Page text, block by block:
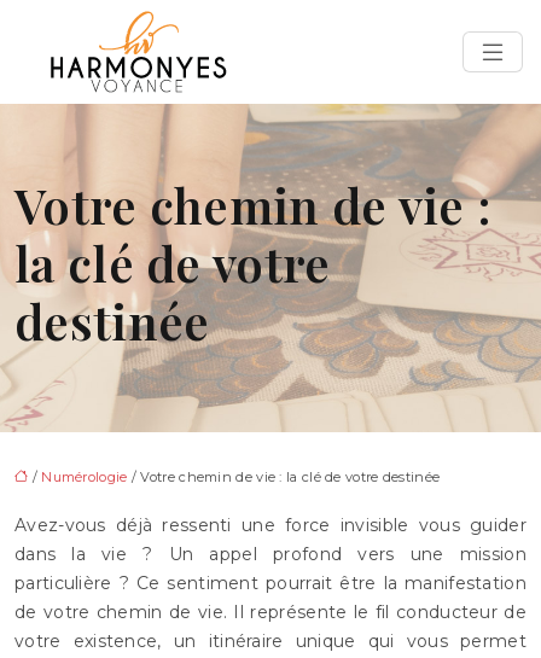
Votre chemin de vie :
la clé de votre
destinée
/ Numérologie / Votre chemin de vie : la clé de votre destinée
Avez-vous déjà ressenti une force invisible vous guider
dans la vie ? Un appel profond vers une mission
particulière ? Ce sentiment pourrait être la manifestation
de votre chemin de vie. Il représente le fil conducteur de
votre existence, un itinéraire unique qui vous permet